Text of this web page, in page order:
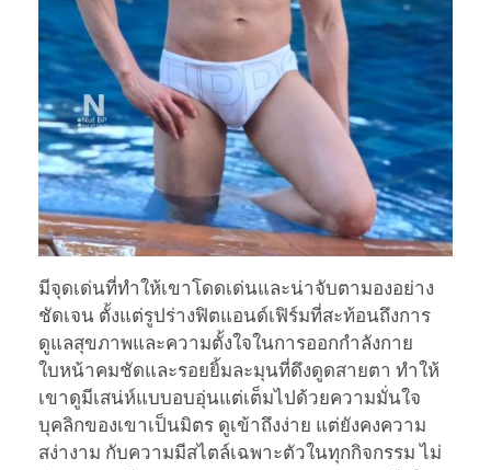
มีจุดเด่นที่ทำให้เขาโดดเด่นและน่าจับตามองอย่าง
ชัดเจน ตั้งแต่รูปร่างฟิตแอนด์เฟิร์มที่สะท้อนถึงการ
ดูแลสุขภาพและความตั้งใจในการออกกำลังกาย
ใบหน้าคมชัดและรอยยิ้มละมุนที่ดึงดูดสายตา ทำให้
เขาดูมีเสน่ห์แบบอบอุ่นแต่เต็มไปด้วยความมั่นใจ
บุคลิกของเขาเป็นมิตร ดูเข้าถึงง่าย แต่ยังคงความ
สง่างาม กับความมีสไตล์เฉพาะตัวในทุกกิจกรรม ไม่